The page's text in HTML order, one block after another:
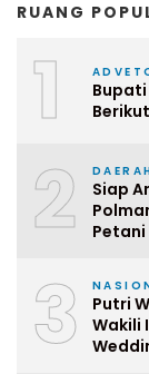
RUANG
1
Bupati
2
Siap
Petani
3
Putri
Wakili